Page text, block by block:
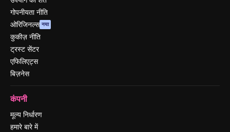
गोपनीयता नीति
ओरिजिनल्स नया
कुकीज़ नीति
ट्रस्ट सेंटर
एफिलिएट्स
बिज़नेस
कंपनी
मूल्य निर्धारण
हमारे बारे में